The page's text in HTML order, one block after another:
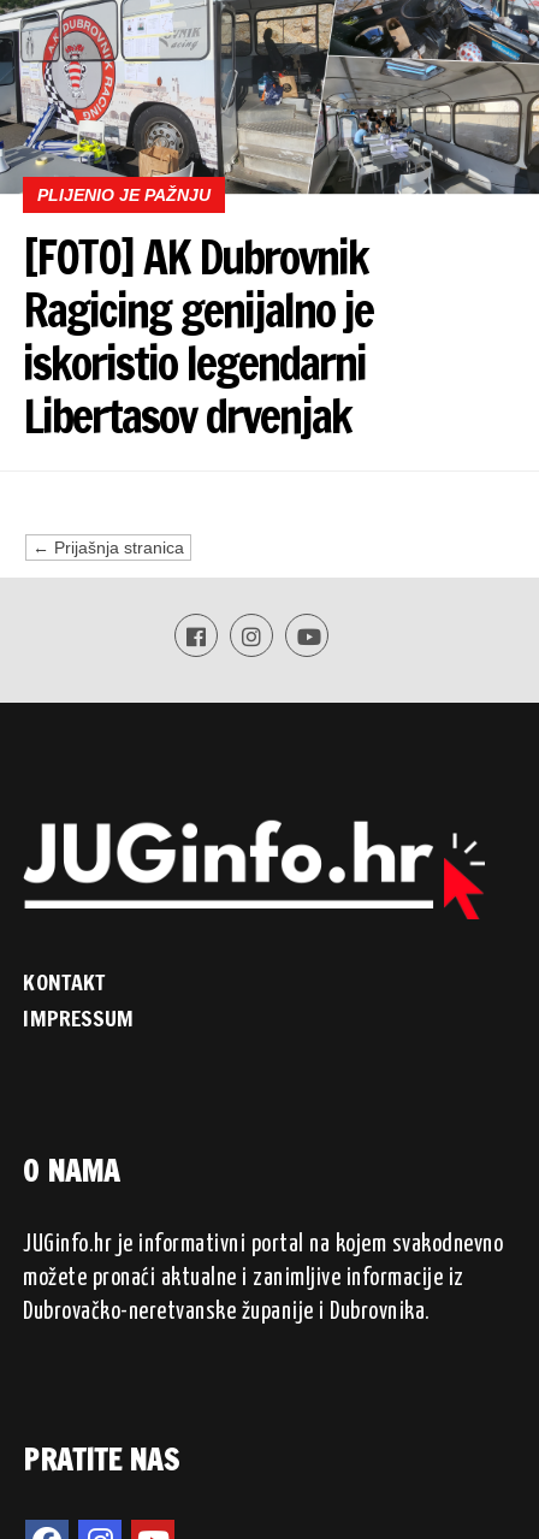
PLIJENIO JE PAŽNJU
[FOTO] AK Dubrovnik
Ragicing genijalno je
iskoristio legendarni
Libertasov drvenjak
← Prijašnja stranica
KONTAKT
IMPRESSUM
O NAMA
JUGinfo.hr je informativni portal na kojem svakodnevno
možete pronaći aktualne i zanimljive informacije iz
Dubrovačko-neretvanske županije i Dubrovnika.
PRATITE NAS